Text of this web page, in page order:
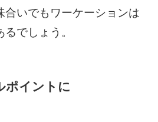
合いでもワーケーションは
でしょう。
ポイントに